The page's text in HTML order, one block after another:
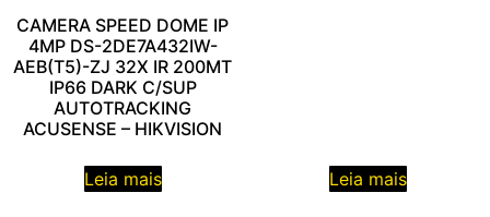
CAMERA SPEED DOME IP
4MP DS-2DE7A432IW-
AEB(T5)-ZJ 32X IR 200MT
IP66 DARK C/SUP
AUTOTRACKING
ACUSENSE – HIKVISION
Leia mais Leia mais